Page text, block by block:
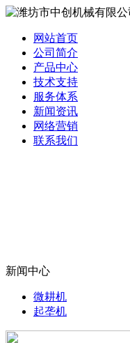
网站首页
公司简介
产品中心
技术支持
服务体系
新闻资讯
网络营销
联系我们
新闻中心
微耕机
起垄机